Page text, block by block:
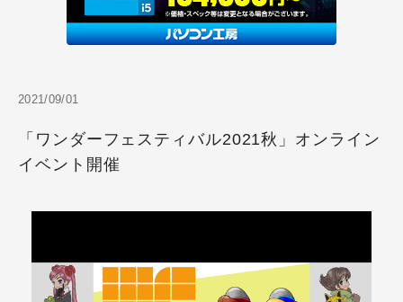
2021/09/01
「ワンダーフェスティバル2021秋」オンライン
イベント開催